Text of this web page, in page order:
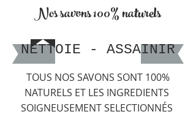
Nos savons 100% naturels
NETTOIE - ASSAINIR
TOUS NOS SAVONS SONT 100%
NATURELS ET LES INGREDIENTS
SOIGNEUSEMENT SELECTIONNÉS